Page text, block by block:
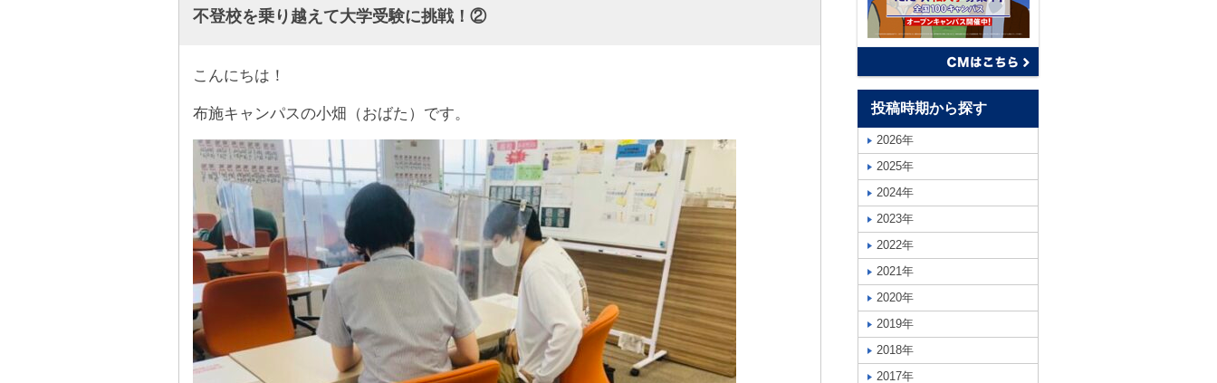
不登校を乗り越えて大学受験に挑戦！②
こんにちは！
布施キャンパスの小畑（おばた）です。 投稿時期から探す
2026年
2025年
2024年
2023年
2022年
2021年
2020年
2019年
2018年
2017年